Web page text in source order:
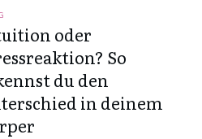
oder
So
du den
in deinem